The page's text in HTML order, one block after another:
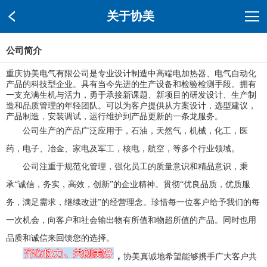
关于协美
公司简介
重庆协美电气有限公司是专业设计制造中高端电加热器、电气自动化
产品的科技型企业。具有当今先进的生产设备和检验检测手段。拥有
一支充满生机与活力，勇于承接新课题、新项目的研发设计、生产制
造和品质管理的年轻团队。可以为客户提供从方案设计，选型建议，
产品制造，安装调试，运行维护到产品更新的一条龙服务。
公司生产的产品广泛应用于，石油，天然气，机械，化工，医
药，电子、冶金、家电及军工，核电，航空，等多个行业领域。
公司注重于规范化管理，强化员工的质量意识和精品意识，秉
承“诚信，务实，高效，创新”的企业精神。贯彻“优良品质，优质服
务，满足需求，继续改进”的经营理念。珍惜每一位客户给予我们的每
一次机会，向客户和社会输出物有所值和物超所值的产品。同时也用
品质和诚信来回馈您的选择。
， 协美真诚地希望能够携手广大客户共